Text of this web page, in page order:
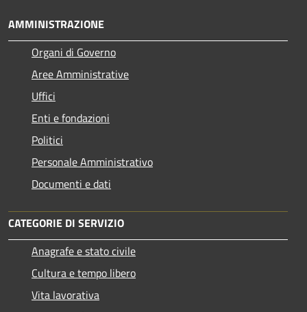
AMMINISTRAZIONE
Organi di Governo
Aree Amministrative
Uffici
Enti e fondazioni
Politici
Personale Amministrativo
Documenti e dati
CATEGORIE DI SERVIZIO
Anagrafe e stato civile
Cultura e tempo libero
Vita lavorativa